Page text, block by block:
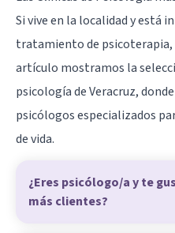
Si vive en la localidad y está
tratamiento de psicoterapia,
artículo mostramos la
psicología de Veracruz,
psicólogos especializados
de vida.
¿Eres psicólogo/a y te
más clientes?